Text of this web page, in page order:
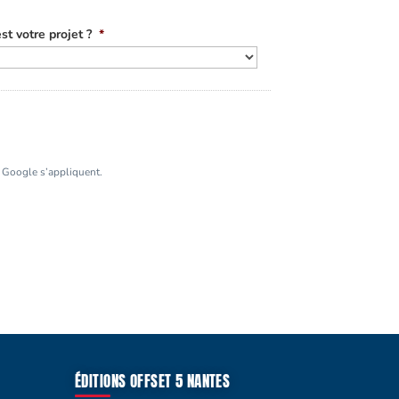
votre projet ? *
s’appliquent.
ÉDITIONS OFFSET 5 NANTES